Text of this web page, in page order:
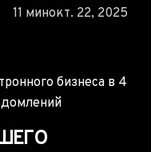
11 минокт. 22, 2025